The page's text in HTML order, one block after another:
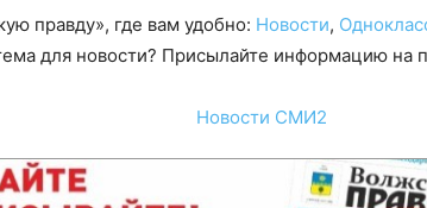
правду», где вам удобно: Новости,
для новости? Присылайте информацию на
Новости СМИ2